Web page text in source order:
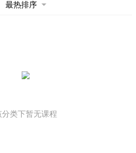
最热排序
分类下暂无课程